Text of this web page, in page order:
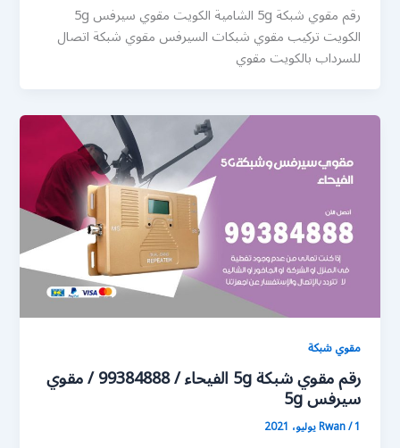
رقم مقوي شبكة 5g الشامية الكويت مقوي سيرفس 5g
الكويت تركيب مقوي شبكات السيرفس مقوي شبكة اتصال
للسرداب بالكويت مقوي
مقوي شبكة
رقم مقوي شبكة 5g الفيحاء / 99384888 / مقوي
سيرفس 5g
Rwan/1 يوليو، 2021